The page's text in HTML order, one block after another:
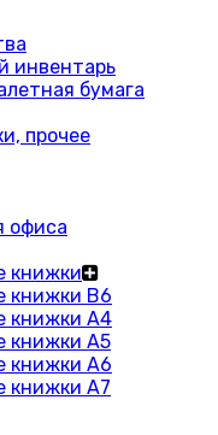
инвентарь
бумага
прочее
офиса
книжки
книжки В6
книжки A4
книжки А5
книжки А6
книжки А7